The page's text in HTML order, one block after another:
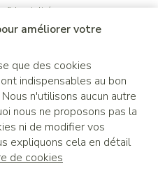
améliorer votre
que des cookies
indispensables au bon
n'utilisons aucun autre
nous ne proposons pas la
ni de modifier vos
expliquons cela en détail
de cookies
.